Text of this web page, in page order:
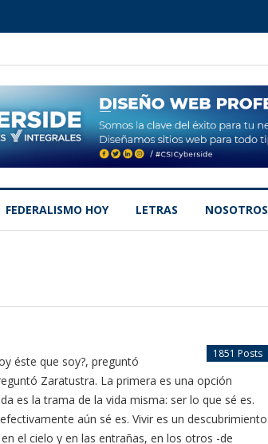
FEDERALISMO HOY LETRAS NOSOTROS
1851 Posts
éste que soy?, preguntó
Zaratustra. La primera es una opción
es la trama de la vida misma: ser lo que sé es.
aún sé es. Vivir es un descubrimiento
el cielo y en las entrañas, en los otros -de